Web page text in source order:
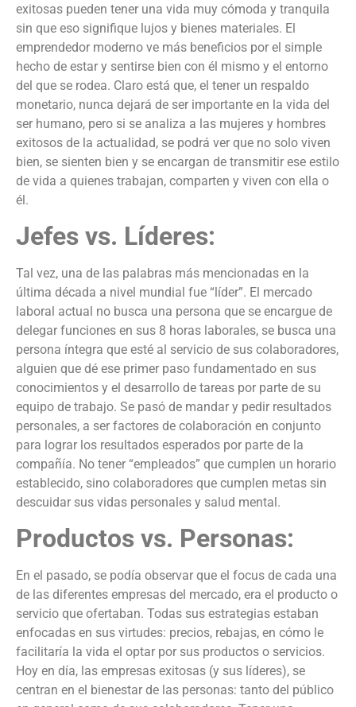
exitosas pueden tener una vida muy cómoda y tranquila
sin que eso signifique lujos y bienes materiales. El
emprendedor moderno ve más beneficios por el simple
hecho de estar y sentirse bien con él mismo y el entorno
del que se rodea. Claro está que, el tener un respaldo
monetario, nunca dejará de ser importante en la vida del
ser humano, pero si se analiza a las mujeres y hombres
exitosos de la actualidad, se podrá ver que no solo viven
bien, se sienten bien y se encargan de transmitir ese estilo
de vida a quienes trabajan, comparten y viven con ella o
él.
Jefes vs. Líderes:
Tal vez, una de las palabras más mencionadas en la
última década a nivel mundial fue “líder”. El mercado
laboral actual no busca una persona que se encargue de
delegar funciones en sus 8 horas laborales, se busca una
persona íntegra que esté al servicio de sus colaboradores,
alguien que dé ese primer paso fundamentado en sus
conocimientos y el desarrollo de tareas por parte de su
equipo de trabajo. Se pasó de mandar y pedir resultados
personales, a ser factores de colaboración en conjunto
para lograr los resultados esperados por parte de la
compañía. No tener “empleados” que cumplen un horario
establecido, sino colaboradores que cumplen metas sin
descuidar sus vidas personales y salud mental.
Productos vs. Personas:
En el pasado, se podía observar que el focus de cada una
de las diferentes empresas del mercado, era el producto o
servicio que ofertaban. Todas sus estrategias estaban
enfocadas en sus virtudes: precios, rebajas, en cómo le
facilitaría la vida el optar por sus productos o servicios.
Hoy en día, las empresas exitosas (y sus líderes), se
centran en el bienestar de las personas: tanto del público